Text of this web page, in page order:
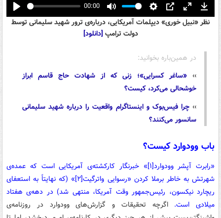
Play
00:00
Mute Settings
PIP Enter
fullscreen
نظر «نبیل خوری» دیپلمات آمریکایی، درباره‌ی ترور شهید سلیمانی توسط
دولت ترامپ [دانلود]
در همین‌باره بخوانید:
›› «ساغر کسرایی»؛ زنی که از شهادت حاج قاسم ابراز
خوشحالی می‌کرد، کیست؟
›› چرا فیس‌بوک و اینستاگرام واقعیت را درباره شهید سلیمانی
سانسور می‌کنند؟
باب وودوارد کیست؟
«رابرت آپشر وودوارد[۱]» خبرنگار کارکشته‌ی آمریکایی است که عمده‌ی
شهرتش به خاطر برملا کردن «رسوایی واترگیت[۲]» (که نهایتاً به استعفای
ریچارد نیکسون، رئیس‌جمهور وقت آمریکا، منتهی شد) در دهه‌ی هفتاد
میلادی است. اگرچه تحقیقات و گزارش‌های وودوارد در روزنامه‌ی